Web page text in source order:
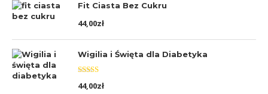
Fit Ciasta Bez Cukru
44,00zł
Wigilia i Święta dla Diabetyka
Oceniono
5.00na 5
44,00zł